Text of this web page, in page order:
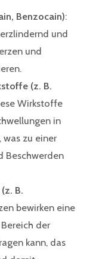
Benzocain):
und
und
(z. B.
Wirkstoffe
in
zu einer
Beschwerden
B.
bewirken eine
der
kann, das